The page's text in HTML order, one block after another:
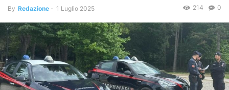
By Redazione - 1 Luglio 2025 0
214